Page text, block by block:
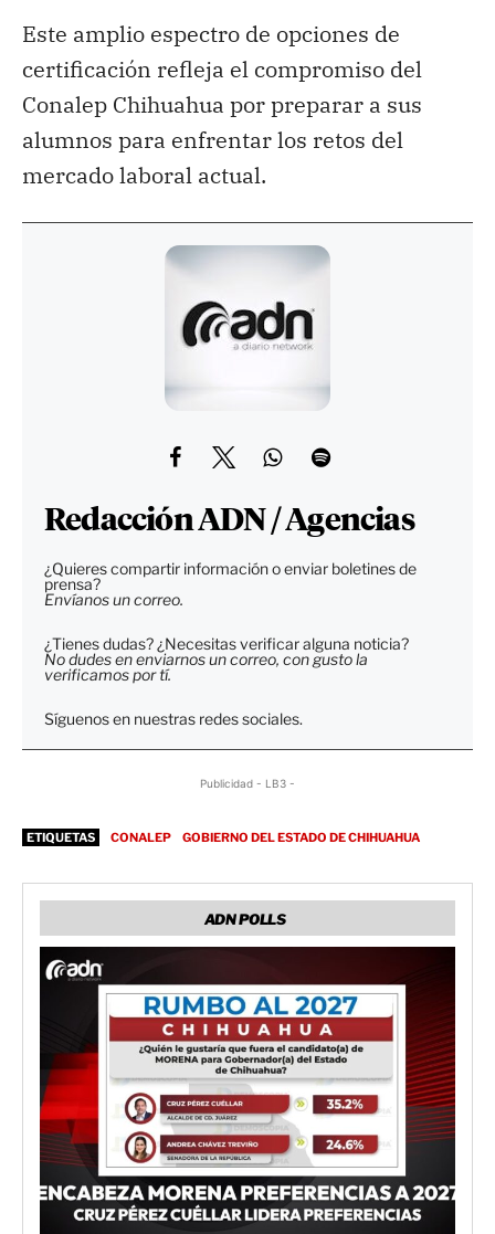
Este amplio espectro de opciones de
certificación refleja el compromiso del
Conalep Chihuahua por preparar a sus
alumnos para enfrentar los retos del
mercado laboral actual.
Redacción ADN / Agencias
¿Quieres compartir información o enviar boletines de
prensa?
Envíanos un correo.
¿Tienes dudas? ¿Necesitas verificar alguna noticia?
No dudes en enviarnos un correo, con gusto la
verificamos por tí.
Síguenos en nuestras redes sociales.
Publicidad - LB3 -
ETIQUETAS CONALEP GOBIERNO DEL ESTADO DE CHIHUAHUA
ADN POLLS